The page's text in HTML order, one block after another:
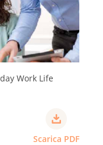
Work Life
Scarica PDF